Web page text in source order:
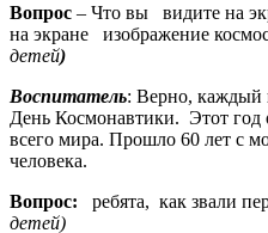
Вопрос – Что вы видите на
на экране изображение
детей)
Воспитатель: Верно, каждый
День Космонавтики. Этот
всего мира. Прошло 60 лет с
человека.
Вопрос:
ребята, как звали
детей)